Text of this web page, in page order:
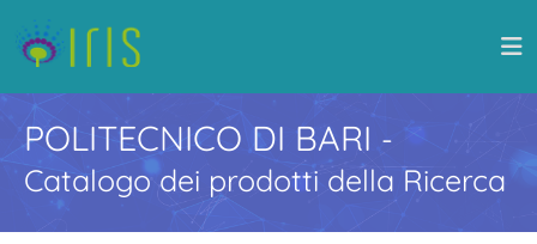
POLITECNICO DI BARI -
Catalogo dei prodotti della Ricerca